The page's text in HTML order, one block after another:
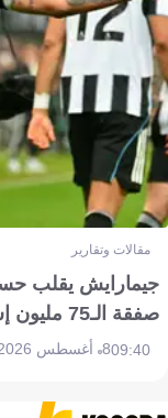
مقالات وتقارير
جيمارايش يقلب
صفقة الـ75 مليون إسترليني؟
09:408 أغسطس 2026